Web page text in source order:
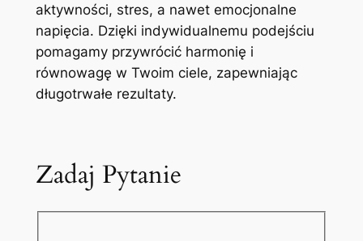
aktywności, stres, a nawet emocjonalne
napięcia. Dzięki indywidualnemu podejściu
pomagamy przywrócić harmonię i
równowagę w Twoim ciele, zapewniając
długotrwałe rezultaty.
Zadaj Pytanie